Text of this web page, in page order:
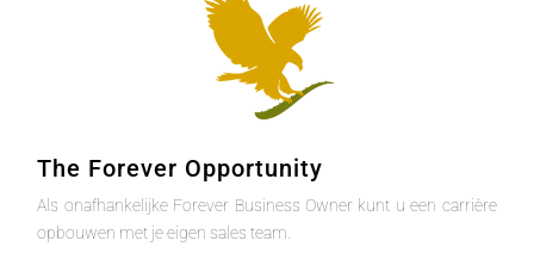
The Forever Opportunity
Als onafhankelijke Forever Business Owner kunt u een carrière
opbouwen met je eigen sales team.